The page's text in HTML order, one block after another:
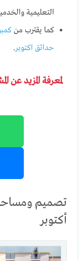
التعليمية
كما يقترب من
حدائق اكتوبر.
لمعرفة المزيد عن
تصميم
أكتوبر